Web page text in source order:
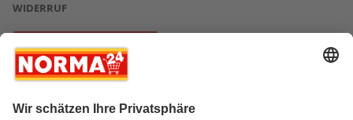
WIDERRUF
Vertrag widerrufen